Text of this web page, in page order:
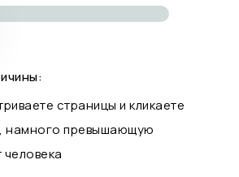
страницы и кликаете
намного превышающую